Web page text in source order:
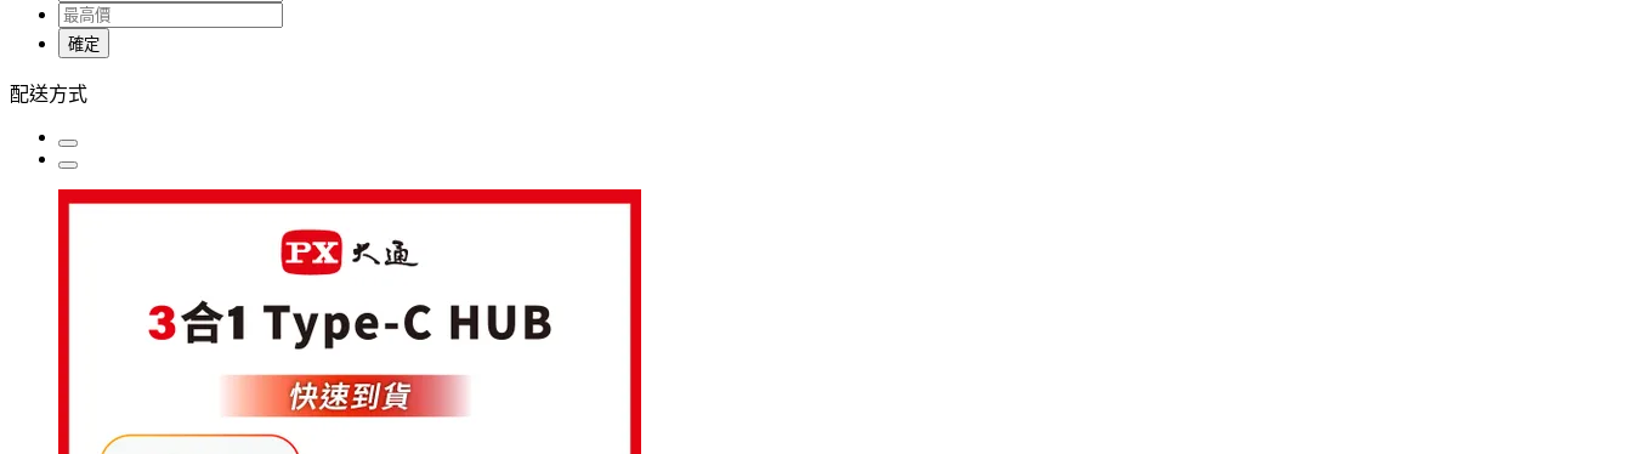
確定
配送方式